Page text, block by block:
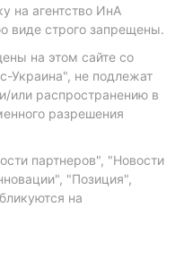
на агентство ИнА
виде строго запрещены.
на этом сайте со
Украина", не подлежат
или распространению в
разрешения
партнеров", "Новости
"Позиция",
на